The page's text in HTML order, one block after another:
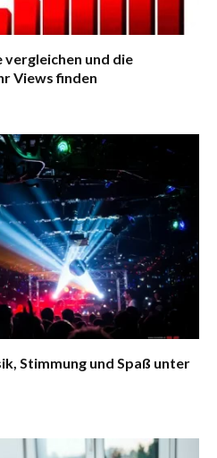
und die
Views finden
Stimmung und Spaß unter